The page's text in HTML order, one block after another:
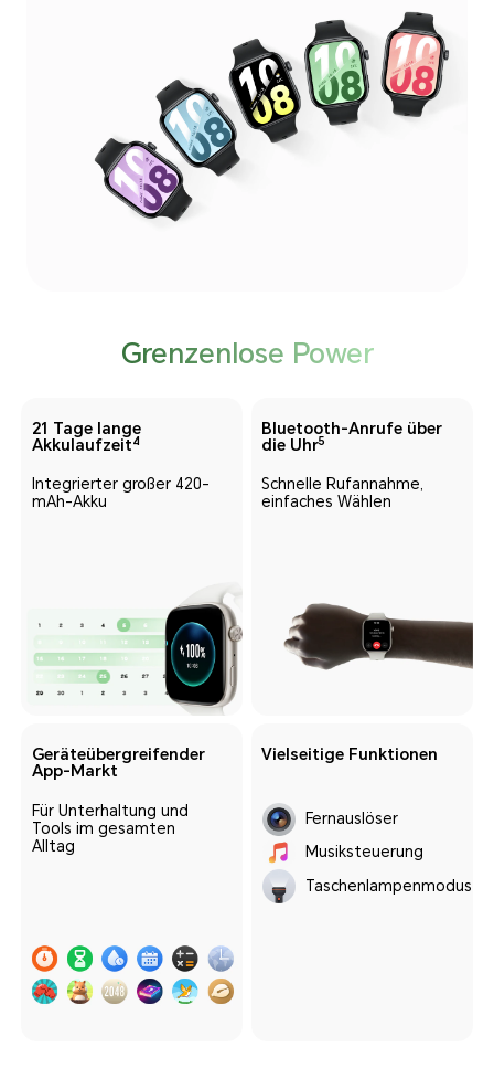
Grenzenlose Power
21 Tage lange
Akkulaufzeit4
Integrierter großer 420-
mAh-Akku
Bluetooth-Anrufe über
die Uhr5
Schnelle Rufannahme,
einfaches Wählen
Fernauslöser
Musiksteuerung
Taschenlampenmodus
Vielseitige Funktionen
Geräteübergreifender
App-Markt
Für Unterhaltung und
Tools im gesamten
Alltag